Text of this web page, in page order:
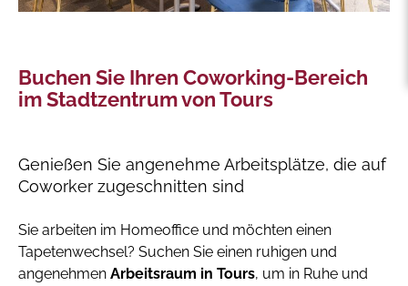
Buchen Sie Ihren Coworking-Bereich
im Stadtzentrum von Tours
Genießen Sie angenehme Arbeitsplätze, die auf
Coworker zugeschnitten sind
Sie arbeiten im Homeoffice und möchten einen
Tapetenwechsel? Suchen Sie einen ruhigen und
angenehmen Arbeitsraum in Tours, um in Ruhe und